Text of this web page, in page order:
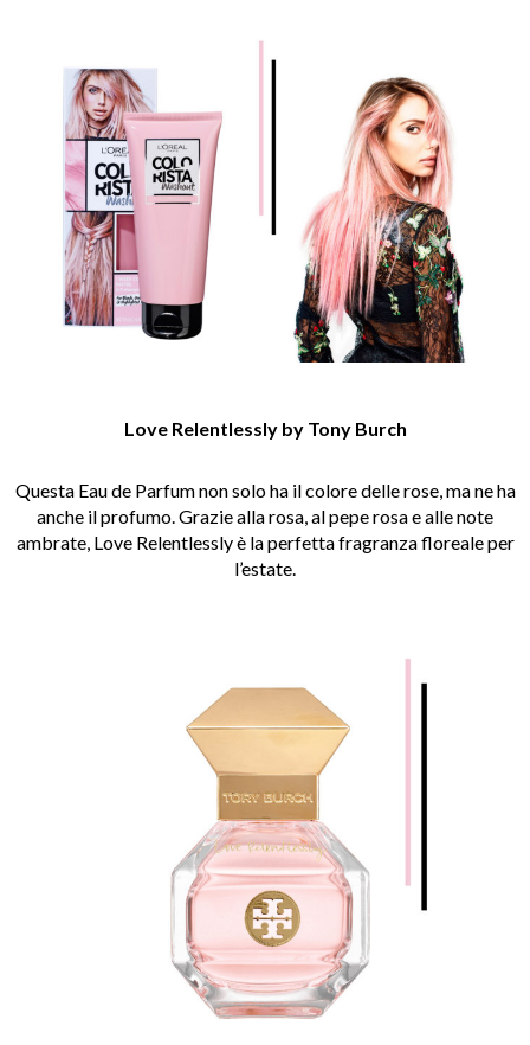
Love Relentlessly by Tony Burch
Questa Eau de Parfum non solo ha il colore delle rose, ma ne ha
anche il profumo. Grazie alla rosa, al pepe rosa e alle note
ambrate, Love Relentlessly è la perfetta fragranza floreale per
l’estate.